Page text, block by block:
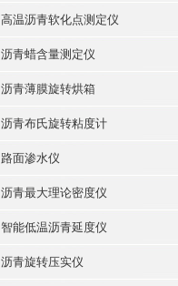
高温沥青软化点测定仪
沥青蜡含量测定仪
沥青薄膜旋转烘箱
沥青布氏旋转粘度计
路面渗水仪
沥青最大理论密度仪
智能低温沥青延度仪
沥青旋转压实仪